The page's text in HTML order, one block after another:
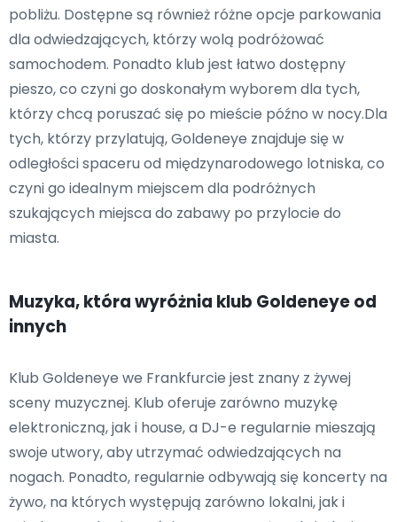
pobliżu. Dostępne są również różne opcje parkowania
dla odwiedzających, którzy wolą podróżować
samochodem. Ponadto klub jest łatwo dostępny
pieszo, co czyni go doskonałym wyborem dla tych,
którzy chcą poruszać się po mieście późno w nocy.Dla
tych, którzy przylatują, Goldeneye znajduje się w
odległości spaceru od międzynarodowego lotniska, co
czyni go idealnym miejscem dla podróżnych
szukających miejsca do zabawy po przylocie do
miasta.
Muzyka, która wyróżnia klub Goldeneye od
innych
Klub Goldeneye we Frankfurcie jest znany z żywej
sceny muzycznej. Klub oferuje zarówno muzykę
elektroniczną, jak i house, a DJ-e regularnie mieszają
swoje utwory, aby utrzymać odwiedzających na
nogach. Ponadto, regularnie odbywają się koncerty na
żywo, na których występują zarówno lokalni, jak i